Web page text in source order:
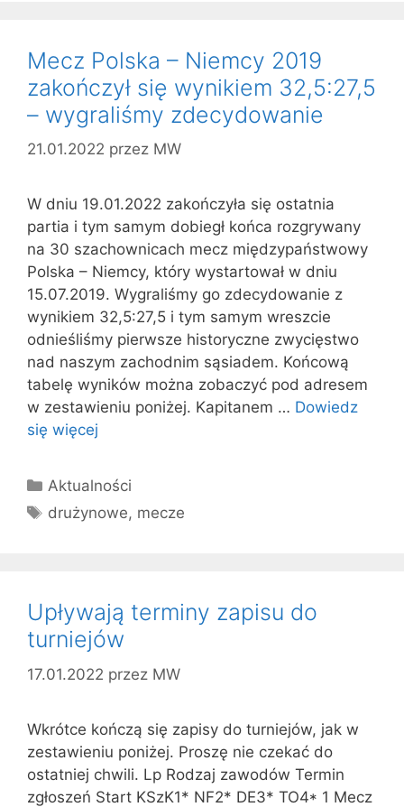
Mecz Polska – Niemcy 2019
zakończył się wynikiem 32,5:27,5
– wygraliśmy zdecydowanie
21.01.2022 przez MW
W dniu 19.01.2022 zakończyła się ostatnia
partia i tym samym dobiegł końca rozgrywany
na 30 szachownicach mecz międzypaństwowy
Polska – Niemcy, który wystartował w dniu
15.07.2019. Wygraliśmy go zdecydowanie z
wynikiem 32,5:27,5 i tym samym wreszcie
odnieśliśmy pierwsze historyczne zwycięstwo
nad naszym zachodnim sąsiadem. Końcową
tabelę wyników można zobaczyć pod adresem
w zestawieniu poniżej. Kapitanem … Dowiedz
się więcej
Kategorie
Aktualności
Tagi
drużynowe, mecze
Upływają terminy zapisu do
turniejów
17.01.2022 przez MW
Wkrótce kończą się zapisy do turniejów, jak w
zestawieniu poniżej. Proszę nie czekać do
ostatniej chwili. Lp Rodzaj zawodów Termin
zgłoszeń Start KSzK1* NF2* DE3* TO4* 1 Mecz